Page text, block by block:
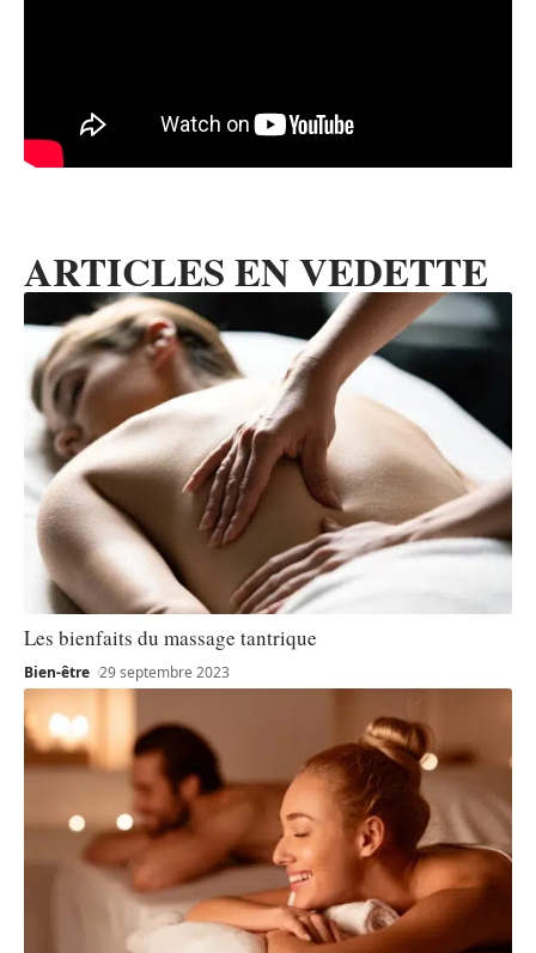
ARTICLES EN VEDETTE
Les bienfaits du massage tantrique
Bien-être 29 septembre 2023